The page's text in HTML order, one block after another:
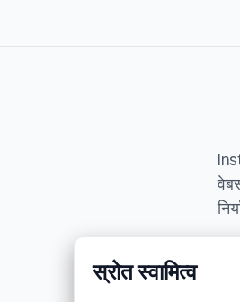
स्रोत स्वामित्व